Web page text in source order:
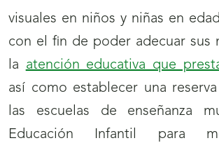
visuales en niños y niñas en
con el fin de poder adecuar sus
la atención educativa que
así como establecer una
las escuelas de enseñanza
Educación Infantil para